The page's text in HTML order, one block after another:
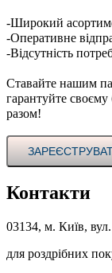
-Широкий
-Оперативне
-Відсутність
Ставайте нашим
гарантуйте своєму
разом!
Контакти
03134, м. Київ,
для роздрібних